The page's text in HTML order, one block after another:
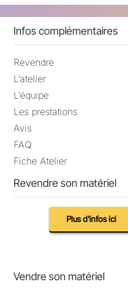
Infos complémentaires
Revendre
L’atelier
L’équipe
Les prestations
Avis
FAQ
Fiche Atelier
Revendre son matériel
Plus d’infos ici
Vendre son matériel